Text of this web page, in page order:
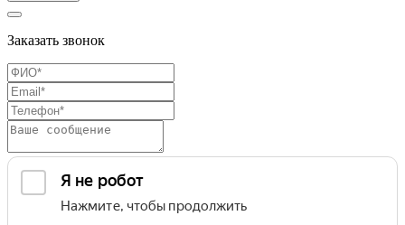
Заказать звонок